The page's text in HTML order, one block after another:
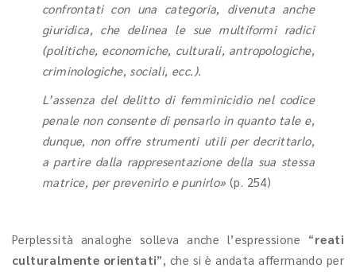
confrontati con una categoria, divenuta anche
giuridica, che delinea le sue multiformi radici
(politiche, economiche, culturali, antropologiche,
criminologiche, sociali, ecc.).
L’assenza del delitto di femminicidio nel codice
penale non consente di pensarlo in quanto tale e,
dunque, non offre strumenti utili per decrittarlo,
a partire dalla rappresentazione della sua stessa
matrice, per prevenirlo e punirlo» (p. 254)
Perplessità analoghe solleva anche l’espressione “reati
culturalmente orientati”, che si è andata affermando per